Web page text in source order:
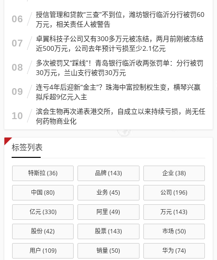
06
授信管理和贷款“三查”不到位，潍坊银行临沂分行被罚60
万元，相关责任人被警告
07
卓翼科技子公司又有300多万元被冻结，两月前刚被冻结
近500万元，公司去年预计亏损至少2.1亿元
08
多次被罚又“踩线”！青岛银行临沂收两张罚单：分行被罚
30万元，兰山支行被罚30万元
09
连亏4年后迎新“金主”？珠海中富控制权生变，横琴兴赢
拟斥超9亿元入主
10
滨会生物再次递表港交所，自成立以来持续亏损，尚无任
何药物商业化
标签列表
特斯拉(36) 品牌(143) 企业(38)
中国 (80) 业务(45) 公司 (196)
亿元(330) 阿里 (49) 万元(143)
股份(42) 股票(143) 市场(50)
用户 (109) 销量(50) 华为 (74)